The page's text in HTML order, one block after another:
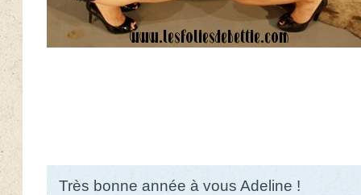
Très bonne année à vous Adeline !